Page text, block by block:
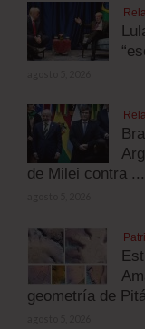
de Milei contra ...
geometría de